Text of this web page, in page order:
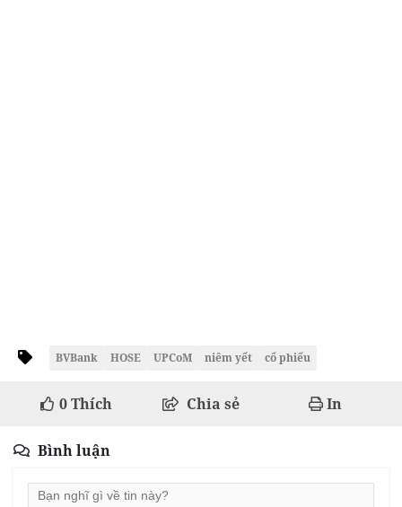
BVBank HOSE UPCoM niêm yết cổ phiếu
0Thích Chia sẻ In
Bình luận